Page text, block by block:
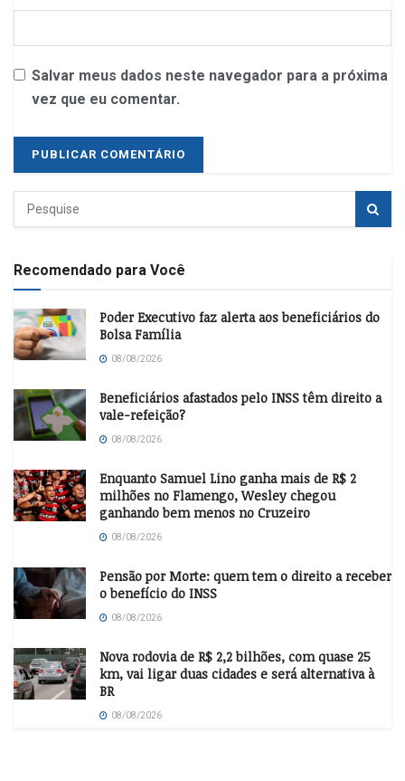
Salvar meus dados neste navegador para a próxima
vez que eu comentar.
Recomendado para Você
Poder Executivo faz alerta aos beneficiários do
Bolsa Família
08/08/2026
Beneficiários afastados pelo INSS têm direito a
vale-refeição?
08/08/2026
Enquanto Samuel Lino ganha mais de R$ 2
milhões no Flamengo, Wesley chegou
ganhando bem menos no Cruzeiro
08/08/2026
Pensão por Morte: quem tem o direito a receber
o benefício do INSS
08/08/2026
Nova rodovia de R$ 2,2 bilhões, com quase 25
km, vai ligar duas cidades e será alternativa à
BR
08/08/2026